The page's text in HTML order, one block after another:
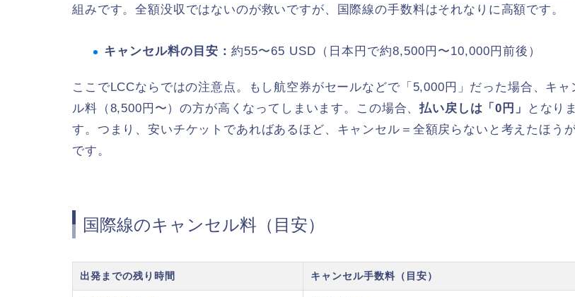
組みです。全額没収ではないのが救いですが、国際線の手数料はそれなりに高額です。
キャンセル料の目安： 約55〜65 USD（日本円で約8,500円〜10,000円前後）
ここでLCCならではの注意点。もし航空券がセールなどで「5,000円」だった場合、キャ
ル料（8,500円〜）の方が高くなってしまいます。この場合、払い戻しは「0円」
となりま
す。つまり、安いチケットであればあるほど、キャンセル＝全額戻らないと考えたほう
です。
国際線のキャンセル料（目安）
出発までの残り時間 キャンセル手数料（目安）